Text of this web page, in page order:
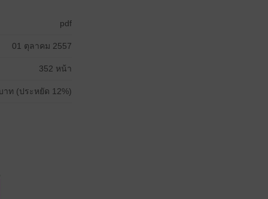
pdf
01 ตุลาคม 2557
352 หน้า
าท (ประหยัด 12%)